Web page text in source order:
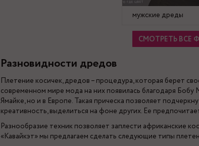
мужские дреды
СМОТРЕТЬ ВСЕ
Разновидности дредов
Плетение косичек, дредов – процедура, которая берет
современном мире мода на них появилась благодаря
Ямайке, но и в Европе. Такая прическа позволяет
креативность, выделиться на фоне других. Ее
Разнообразие техник позволяет заплести африканские
«Кавайкэт» мы предлагаем сделать следующие типы